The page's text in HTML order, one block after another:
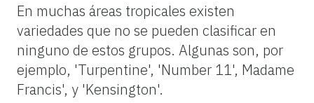
En muchas áreas tropicales existen
variedades que no se pueden clasificar en
ninguno de estos grupos. Algunas son, por
ejemplo, 'Turpentine', 'Number 11', Madame
Francis', y 'Kensington'.